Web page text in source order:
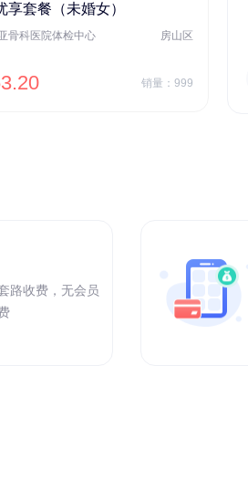
享套餐（未婚女）
骨科医院体检中心 房山区
销量：999
路收费，无会员